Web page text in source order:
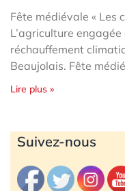
Fête médiévale « Les
L’agriculture
réchauffement
Beaujolais. Fête
Lire plus »
Suivez-nous
Archives